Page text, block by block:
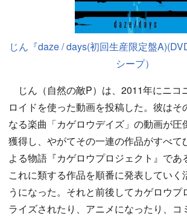
じん『daze / days(初回生産限定盤
シープ）
じん（自然の敵P）は、2011年にニコ
ロイドを使った動画を投稿した。彼はそ
なる楽曲「カゲロウデイズ」の動画が圧
獲得し、やがてその一連の作品がすべて
よる物語『カゲロウプロジェクト』であ
これに類する作品を順番に発表していく
うになった。それと前後してカゲロウプ
ライズされたり、アニメになったり、コ